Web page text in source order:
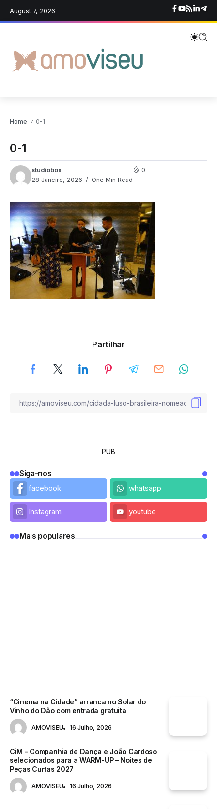
August 7, 2026
Home / 0-1
0-1
studiobox
28 Janeiro, 2026
One Min Read
0
Partilhar
PUB
Siga-nos
facebook
whatsapp
Instagram youtube
Mais populares
“Cinema na Cidade” arranca no Solar do
Vinho do Dão com entrada gratuita
AMOVISEU 16 Julho, 2026
CiM – Companhia de Dança e João Cardoso
selecionados para a WARM-UP – Noites de
Peças Curtas 2027
AMOVISEU 16 Julho, 2026